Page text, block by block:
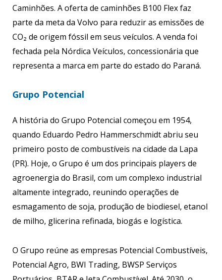
Caminhões. A oferta de caminhões B100 Flex faz
parte da meta da Volvo para reduzir as emissões de
CO₂ de origem fóssil em seus veículos. A venda foi
fechada pela Nórdica Veículos, concessionária que
representa a marca em parte do estado do Paraná.
Grupo Potencial
A história do Grupo Potencial começou em 1954,
quando Eduardo Pedro Hammerschmidt abriu seu
primeiro posto de combustíveis na cidade da Lapa
(PR). Hoje, o Grupo é um dos principais players de
agroenergia do Brasil, com um complexo industrial
altamente integrado, reunindo operações de
esmagamento de soja, produção de biodiesel, etanol
de milho, glicerina refinada, biogás e logística.
O Grupo reúne as empresas Potencial Combustíveis,
Potencial Agro, BWI Trading, BWSP Serviços